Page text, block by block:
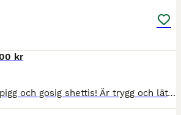
kr
Här har ni en snäll, pigg och gosig shettis! Är trygg och lättlärd. Kan stå själv uppställd på gången. Lätt att leda, borsta och kratsa hovar. Står i egen box. Har ett vägvinnande trav. Då "Ferre" är